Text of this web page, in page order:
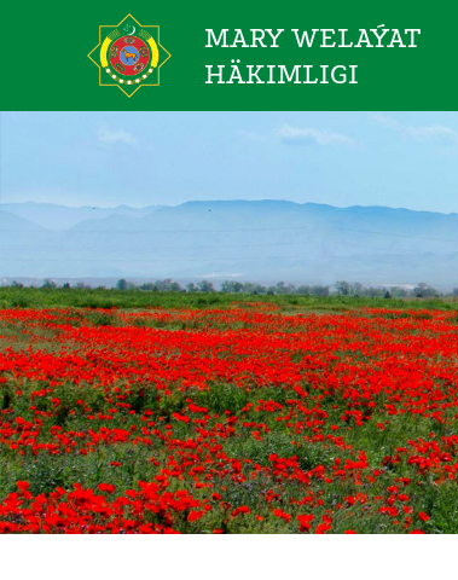
MARY WELAÝAT
HÄKIMLIGI